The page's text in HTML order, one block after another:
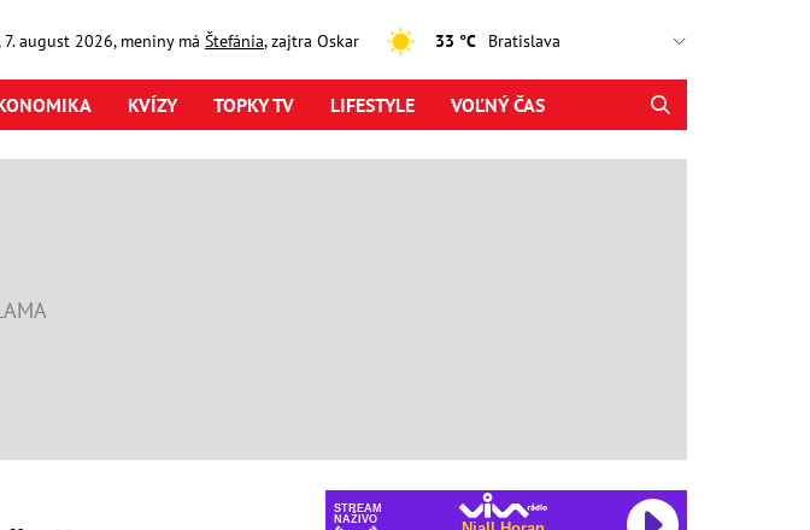
7. august2026, meniny má Štefánia, zajtra Oskar 33 °C
KVÍZY TOPKY TV LIFESTYLE VOĽNÝ ČAS
STREAM
NAŽIVO